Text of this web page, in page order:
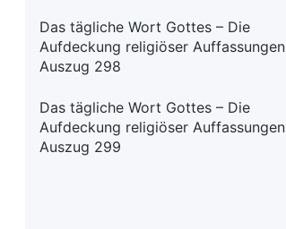
Das tägliche Wort Gottes – Die
Aufdeckung religiöser Auffassungen |
Auszug 298
Das tägliche Wort Gottes – Die
Aufdeckung religiöser Auffassungen |
Auszug 299